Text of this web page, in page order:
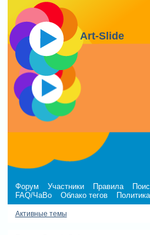
Art-Slide
Форум Участники Правила
FAQ/ЧаВо
Облако тегов
Активные темы